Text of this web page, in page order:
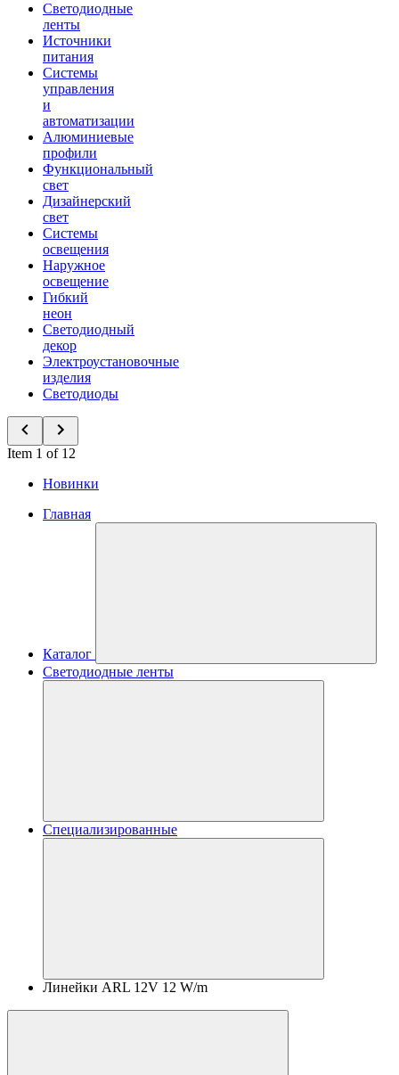
Светодиодные
ленты
Источники
питания
Системы
управления
и
автоматизации
Алюминиевые
профили
Функциональный
свет
Дизайнерский
свет
Системы
освещения
Наружное
освещение
Гибкий
неон
Светодиодный
декор
Электроустановочные
изделия
Светодиоды
Item 1 of 12
Новинки
Главная
Каталог
Светодиодные ленты
Специализированные
Линейки ARL 12V 12 W/m